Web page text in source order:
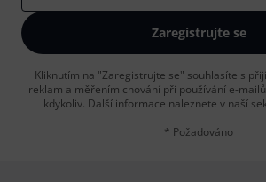
Zaregistrujte se
Kliknutím na "Zaregistrujte se" souhlasíte s
reklam a měřením chování při používání e-
kdykoliv. Další informace naleznete v naší
* Požadováno